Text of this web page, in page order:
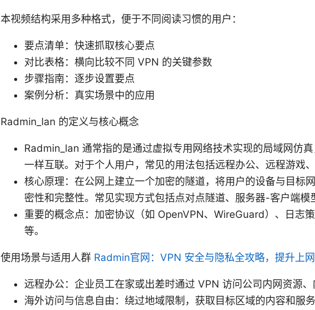
本视频结构采用多种格式，便于不同阅读习惯的用户：
要点清单：快速抓取核心要点
对比表格：横向比较不同 VPN 的关键参数
步骤指南：逐步设置要点
案例分析：真实场景中的应用
Radmin_lan 的定义与核心概念
Radmin_lan 通常指的是通过虚拟专用网络技术实现的局域网仿
一样互联。对于个人用户，常见的用法包括远程办公、远程游戏
核心原理：在公网上建立一个加密的隧道，将用户的设备与目标
密性和完整性。常见实现方式包括点对点隧道、服务器-客户端模
重要的概念点：加密协议（如 OpenVPN、WireGuard）、日志
等。
使用场景与适用人群 Radmin官网：VPN 安全与隐私全攻略，提升上
远程办公：企业员工在家或出差时通过 VPN 访问公司内网资源、
海外访问与信息自由：绕过地域限制，获取目标区域的内容和服务